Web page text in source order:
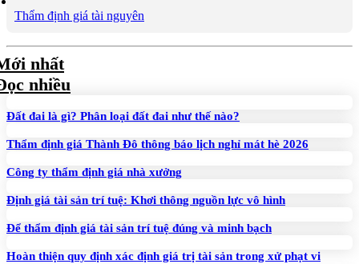
Thẩm định giá tài nguyên
nhất
nhiều
Đất đai là gì? Phân loại đất đai như thế nào?
Thẩm định giá Thành Đô thông báo lịch nghỉ mát hè 2026
Công ty thẩm định giá nhà xưởng
Định giá tài sản trí tuệ: Khơi thông nguồn lực vô hình
Để thẩm định giá tài sản trí tuệ đúng và minh bạch
Hoàn thiện quy định xác định giá trị tài sản trong xử phạt vi